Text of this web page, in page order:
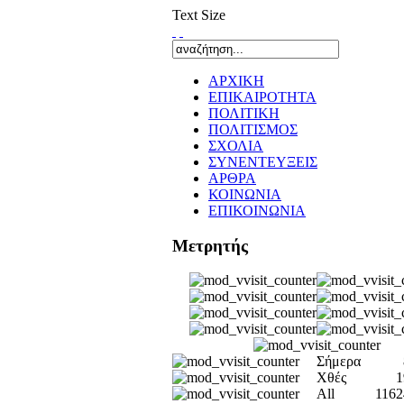
Text Size
ΑΡΧΙΚΗ
ΕΠΙΚΑΙΡΟΤΗΤΑ
ΠΟΛΙΤΙΚΗ
ΠΟΛΙΤΙΣΜΟΣ
ΣΧΟΛΙΑ
ΣΥΝΕΝΤΕΥΞΕΙΣ
ΑΡΘΡΑ
ΚΟΙΝΩΝΙΑ
ΕΠΙΚΟΙΝΩΝΙΑ
Μετρητής
Σήμερα
Χθές
All